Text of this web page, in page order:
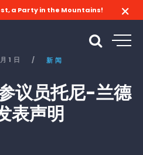
a Party in the Mountains!
1日 / 新闻
议员托尼-兰德
表声明